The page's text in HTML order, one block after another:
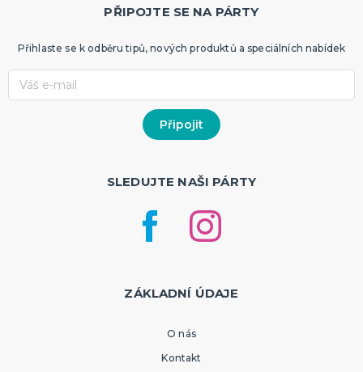
PŘIPOJTE SE NA PÁRTY
Přihlaste se k odběru tipů, nových produktů a speciálních nabídek
SLEDUJTE NAŠI PÁRTY
ZÁKLADNÍ ÚDAJE
O nás
Kontakt